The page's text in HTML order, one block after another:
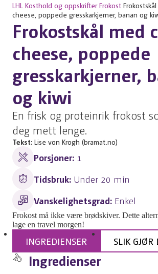
LHL Kosthold og oppskrifter Frokost
cheese, poppede gresskarkjerner, banan og
Frokostskål med
cheese, poppede
gresskarkjerner,
og kiwi
En frisk og proteinrik frokost
deg mett lenge.
Tekst: Lise von Krogh (bramat.no)
Porsjoner: 1
Tidsbruk: Under 20 min
Vanskelighetsgrad: Enkel
Frokost må ikke være brødskiver. Dette
lage en travel morgen!
INGREDIENSER SLIK GJØR
Ingredienser